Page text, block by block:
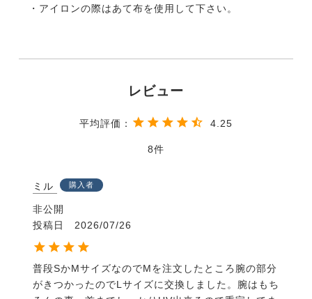
・アイロンの際はあて布を使用して下さい。
4.25
8
ミル 購入者
非公開
投稿日
2026/07/26
普段SかMサイズなのでMを注文したところ腕の部分
がきつかったのでLサイズに交換しました。腕はもち